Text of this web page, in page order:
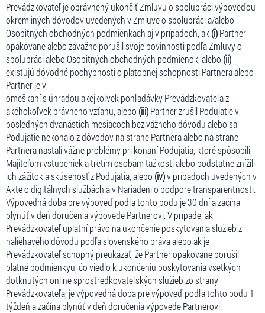
Prevádzkovateľ je oprávnený ukončiť Zmluvu o spolupráci výpoveďou
okrem iných dôvodov uvedených v Zmluve o spolupráci a/alebo
Osobitných obchodných podmienkach aj v prípadoch, ak (i)Partner
opakovane alebo závažne porušil svoje povinnosti podľa Zmluvy o
spolupráci alebo Osobitných obchodných podmienok, alebo (ii)
existujú dôvodné pochybnosti o platobnej schopnosti Partnera alebo
Partner je v
omeškaní s úhradou akejkoľvek pohľadávky Prevádzkovateľa z
akéhokoľvek právneho vzťahu, alebo (iii)Partner zrušil Podujatie v
posledných dvanástich mesiacoch bez vážneho dôvodu alebo sa
Podujatie nekonalo z dôvodov na strane Partnera alebo na strane
Partnera nastali vážne problémy pri konaní Podujatia, ktoré spôsobili
Majiteľom vstupeniek a tretím osobám tažkosti alebo podstatne znížili
ich zážitok a skúsenosť z Podujatia, alebo (iv)v prípadoch uvedených v
Akte o digitálnych službách a v Nariadeni o podpore transparentnosti.
Výpovedná doba pre výpoveď podľa tohto bodu je 30 dní a začína
plynúť v deň doručenia výpovede Partnerovi. V prípade, ak
Prevádzkovateľ uplatní právo na ukončenie poskytovania služieb z
naliehavého dôvodu podľa slovenského práva alebo ak je
Prevádzkovateľ schopný preukázať, že Partner opakovane porušil
platné podmienkyu, čo viedlo k ukončeniu poskytovania všetkých
dotknutých online sprostredkovateľských služieb zo strany
Prevádzkovateľa, je výpovedná doba pre výpoveď podľa tohto bodu 1
týždeň a začína plynúť v deň doručenia výpovede Partnerovi.